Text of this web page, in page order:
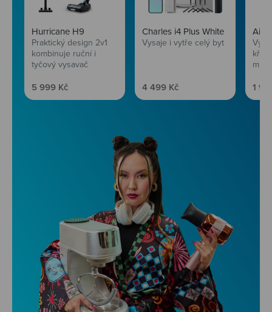
Hurricane H9
Praktický design 2v1
kombinuje ruční i
tyčový vysavač
Prodejní cena
5 999 Kč
Charles i4 Plus White
Vysaje i vytře celý byt
Prodejní cena
4 499 Kč 1
Niceboy ONE Ultra
Hlídá ti zdraví, spánek i pohyb a ještě k